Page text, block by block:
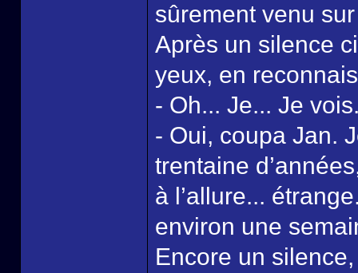
sûrement venu
Après un silence
yeux, en
- Oh... Je... Je
- Oui, coupa Jan.
trentaine
à l’allure...
environ une
Encore un